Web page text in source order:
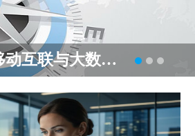
解决方案：移动互联与大数据时代创新